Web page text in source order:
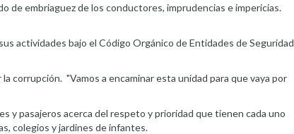
de embriaguez de los conductores, imprudencias e impericias.
actividades bajo el Código Orgánico de Entidades de Seguridad
corrupción. "Vamos a encaminar esta unidad para que vaya por
y pasajeros acerca del respeto y prioridad que tienen cada uno
colegios y jardines de infantes.